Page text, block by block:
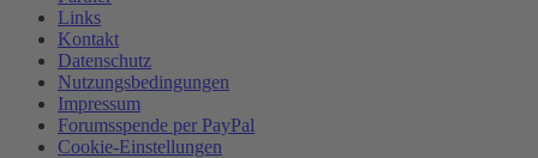
Links
Kontakt
Datenschutz
Nutzungsbedingungen
Impressum
Forumsspende per PayPal
Cookie-Einstellungen